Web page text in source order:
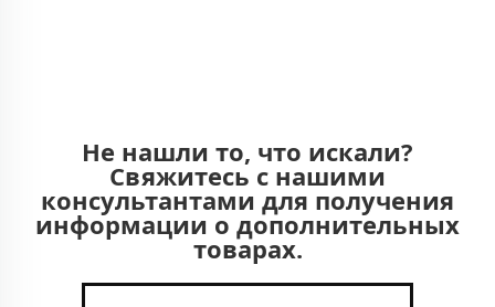
Не нашли то, что искали?
Свяжитесь с нашими
консультантами для получения
информации о дополнительных
товарах.